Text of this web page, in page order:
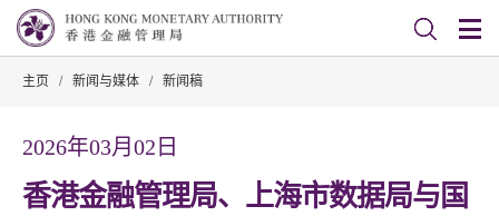
主页 / 新闻与媒体 / 新闻稿
2026年03月02日
香港金融管理局、上海市数据局与国